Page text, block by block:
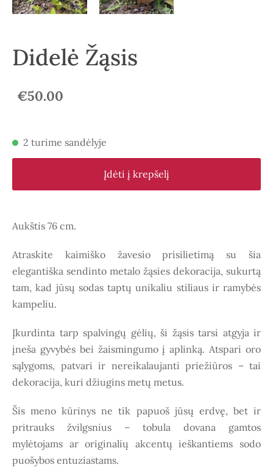
Didelė Žąsis
€50.00
2 turime sandėlyje
Įdėti į krepšelį
Aukštis 76 cm.
Atraskite kaimiško žavesio prisilietimą su šia
elegantiška sendinto metalo žąsies dekoracija, sukurtą
tam, kad jūsų sodas taptų unikaliu stiliaus ir ramybės
kampeliu.
Įkurdinta tarp spalvingų gėlių, ši žąsis tarsi atgyja ir
įneša gyvybės bei žaismingumo į aplinką. Atspari oro
sąlygoms, patvari ir nereikalaujanti priežiūros – tai
dekoracija, kuri džiugins metų metus.
Šis meno kūrinys ne tik papuoš jūsų erdvę, bet ir
pritrauks žvilgsnius – tobula dovana gamtos
mylėtojams ar originalių akcentų ieškantiems sodo
puošybos entuziastams.